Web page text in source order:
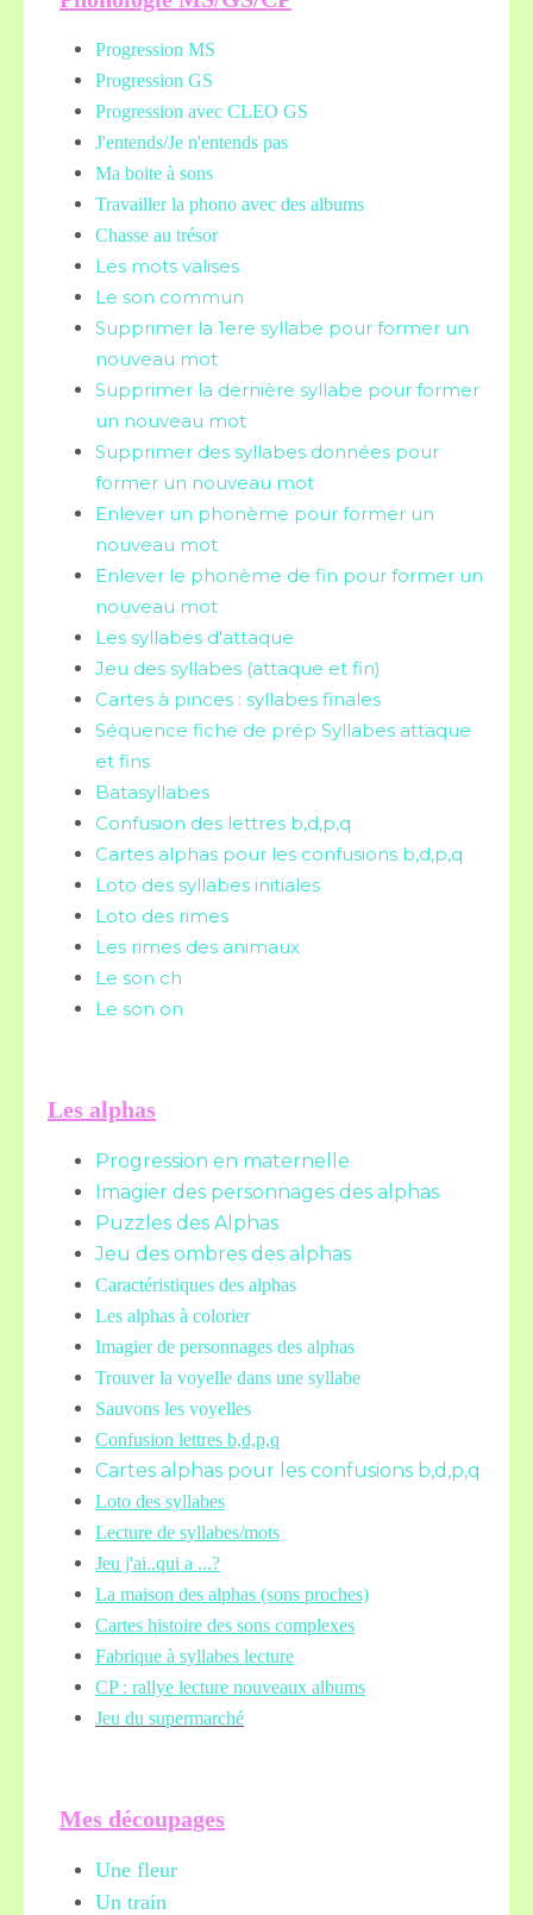
Progression MS
Progression GS
Progression avec CLEO GS
J'entends/Je n'entends pas
Ma boite à sons
Travailler la phono avec des albums
Chasse au trésor
Les mots valises
Le son commun
Supprimer la 1ere syllabe pour former un
nouveau mot
Supprimer la dernière syllabe pour former
un nouveau mot
Supprimer des syllabes données pour
former un nouveau mot
Enlever un phonème pour former un
nouveau mot
Enlever le phonème de fin pour former un
nouveau mot
Les syllabes d'attaque
Jeu des syllabes (attaque et fin)
Cartes à pinces : syllabes finales
Séquence fiche de prép Syllabes attaque
et fins
Batasyllabes
Confusion des lettres b,d,p,q
Cartes alphas pour les confusions b,d,p,q
Loto des syllabes initiales
Loto des rimes
Les rimes des animaux
Le son ch
Le son on
Les alphas
Progression en maternelle
Imagier des personnages des alphas
Puzzles des Alphas
Jeu des ombres des alphas
Caractéristiques des alphas
Les alphas à colorier
Imagier de personnages des alphas
Trouver la voyelle dans une syllabe
Sauvons les voyelles
Confusion lettres b,d,p,q
Cartes alphas pour les confusions b,d,p,q
Loto des syllabes
Lecture de syllabes/mots
Jeu j'ai..qui a ...?
La maison des alphas (sons proches)
Cartes histoire des sons complexes
Fabrique à syllabes lecture
CP : rallye lecture nouveaux albums
Jeu du supermarché
Mes découpages
Une fleur
Un train